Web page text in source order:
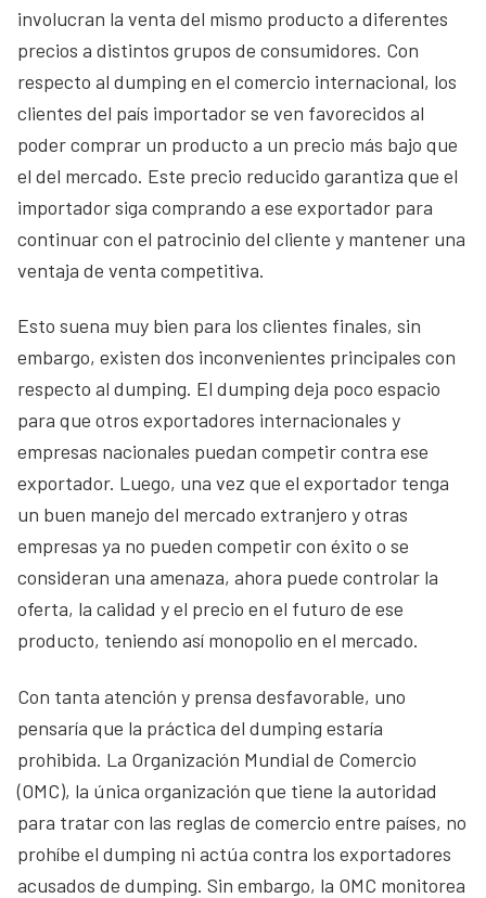
involucran la venta del mismo producto a diferentes
precios a distintos grupos de consumidores. Con
respecto al dumping en el comercio internacional, los
clientes del país importador se ven favorecidos al
poder comprar un producto a un precio más bajo que
el del mercado. Este precio reducido garantiza que el
importador siga comprando a ese exportador para
continuar con el patrocinio del cliente y mantener una
ventaja de venta competitiva.
Esto suena muy bien para los clientes finales, sin
embargo, existen dos inconvenientes principales con
respecto al dumping. El dumping deja poco espacio
para que otros exportadores internacionales y
empresas nacionales puedan competir contra ese
exportador. Luego, una vez que el exportador tenga
un buen manejo del mercado extranjero y otras
empresas ya no pueden competir con éxito o se
consideran una amenaza, ahora puede controlar la
oferta, la calidad y el precio en el futuro de ese
producto, teniendo así monopolio en el mercado.
Con tanta atención y prensa desfavorable, uno
pensaría que la práctica del dumping estaría
prohibida. La Organización Mundial de Comercio
(OMC), la única organización que tiene la autoridad
para tratar con las reglas de comercio entre países, no
prohíbe el dumping ni actúa contra los exportadores
acusados de dumping. Sin embargo, la OMC monitorea